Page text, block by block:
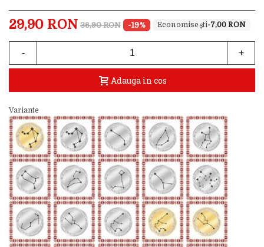
29,90 RON 36,90 RON -19% -7,00 RON
- +
Adauga in cos
Variante